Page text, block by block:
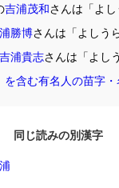
吉浦茂和さんは「よし
勝博さんは「よしう
吉浦貴志さんは「よし
を含む有名人の苗字
同じ読みの別漢字